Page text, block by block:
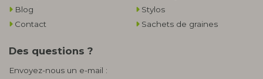
Blog
Contact
Stylos
Sachets de graines
Des questions ?
Envoyez-nous un e-mail :